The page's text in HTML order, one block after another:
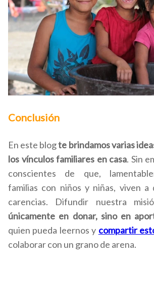
Conclusión
En este blogte brindamos varias
los vínculos familiares en casa. Sin
conscientes de que,
familias con niños y niñas, viven a
carencias. Difundir nuestra
únicamente en donar, sino en
quien pueda leernos y compartir
colaborar con un grano de arena.